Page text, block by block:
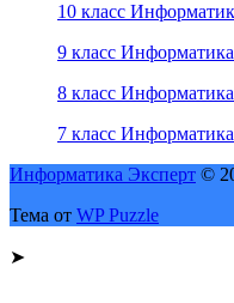
10 класс
9 класс
8 класс
7 класс
Информатика Эксперт ©
Тема от WP Puzzle
➤